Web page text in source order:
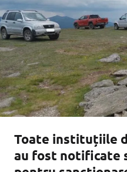
Toate instituțiile
au fost notificate